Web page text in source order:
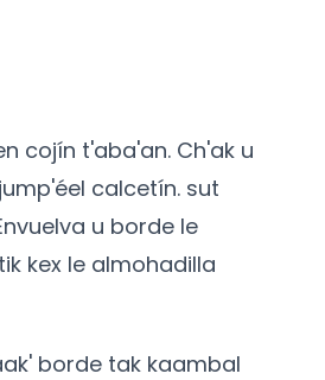
cojín t'aba'an. Ch'ak u
calcetín. sut
u borde le
kex le almohadilla
borde tak kaambal